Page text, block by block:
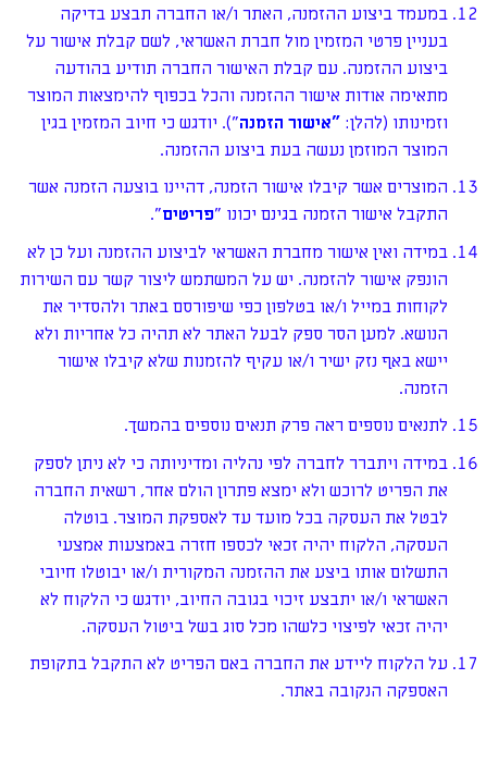
במעמד ביצוע ההזמנה, האתר ו/או החברה תבצע בדיקה
בעניין פרטי המזמין מול חברת האשראי, לשם קבלת אישור על
ביצוע ההזמנה. עם קבלת האישור החברה תודיע בהודעה
מתאימה אודות אישור ההזמנה והכל בכפוף להימצאות המוצר
וזמינותו (להלן: "אישור הזמנה"). יודגש כי חיוב המזמין בגין
המוצר המוזמן נעשה בעת ביצוע ההזמנה.
המוצרים אשר קיבלו אישור הזמנה, דהיינו בוצעה הזמנה אשר
התקבל אישור הזמנה בגינם יכונו "פריטים".
במידה ואין אישור מחברת האשראי לביצוע ההזמנה ועל כן לא
הונפק אישור להזמנה. יש על המשתמש ליצור קשר עם השירות
לקוחות במייל ו/או בטלפון כפי שיפורסם באתר ולהסדיר את
הנושא. למען הסר ספק לבעל האתר לא תהיה כל אחריות ולא
יישא באף נזק ישיר ו/או עקיף להזמנות שלא קיבלו אישור
הזמנה.
לתנאים נוספים ראה פרק תנאים נוספים בהמשך.
במידה ויתברר לחברה לפי נהליה ומדיניותה כי לא ניתן לספק
את הפריט לרוכש ולא ימצא פתרון הולם אחר, רשאית החברה
לבטל את העסקה בכל מועד עד לאספקת המוצר. בוטלה
העסקה, הלקוח יהיה זכאי לכספו חזרה באמצעות אמצעי
התשלום אותו ביצע את ההזמנה המקורית ו/או יבוטלו חיובי
האשראי ו/או יתבצע זיכוי בגובה החיוב, יודגש כי הלקוח לא
יהיה זכאי לפיצוי כלשהו מכל סוג בשל ביטול העסקה.
על הלקוח ליידע את החברה באם הפריט לא התקבל בתקופת
האספקה הנקובה באתר.